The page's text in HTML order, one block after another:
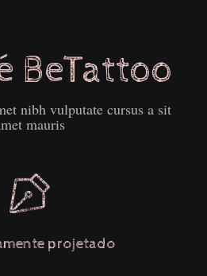
BeTattoo
nibh vulputate cursus a sit
mauris
projetado